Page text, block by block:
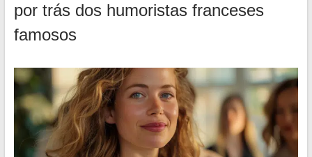
por trás dos humoristas franceses
famosos